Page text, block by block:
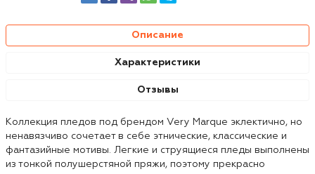
Описание
Характеристики
Отзывы
Коллекция пледов под брендом Very Marque эклектично, но
ненавязчиво сочетает в себе этнические, классические и
фантазийные мотивы. Легкие и струящиеся пледы выполнены
из тонкой полушерстяной пряжи, поэтому прекрасно